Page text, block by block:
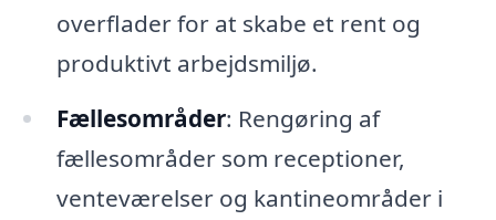
overflader for at skabe et rent og
produktivt arbejdsmiljø.
Fællesområder: Rengøring af
fællesområder som receptioner,
venteværelser og kantineområder i